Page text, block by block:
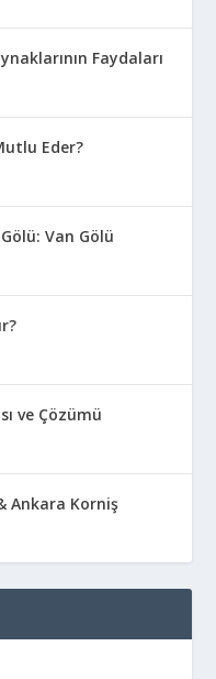
Faydaları
Eder?
Van Gölü
ve Çözümü
Ankara Korniş